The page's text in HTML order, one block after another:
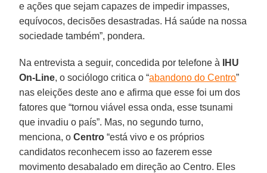
e ações que sejam capazes de impedir impasses,
equívocos, decisões desastradas. Há saúde na nossa
sociedade também”, pondera.
Na entrevista a seguir, concedida por telefone à
IHU
On-Line, o sociólogo critica o “abandono do Centro”
nas eleições deste ano e afirma que esse foi um dos
fatores que “tornou viável essa onda, esse tsunami
que invadiu o país”. Mas, no segundo turno,
menciona, oCentro “está vivo e os próprios
candidatos reconhecem isso ao fazerem esse
movimento desabalado em direção ao Centro. Eles